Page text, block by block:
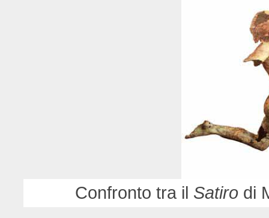
Confronto tra il Satirodi